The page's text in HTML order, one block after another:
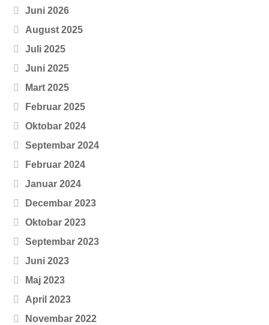
Juni 2026
August 2025
Juli 2025
Juni 2025
Mart 2025
Februar 2025
Oktobar 2024
Septembar 2024
Februar 2024
Januar 2024
Decembar 2023
Oktobar 2023
Septembar 2023
Juni 2023
Maj 2023
April 2023
Novembar 2022